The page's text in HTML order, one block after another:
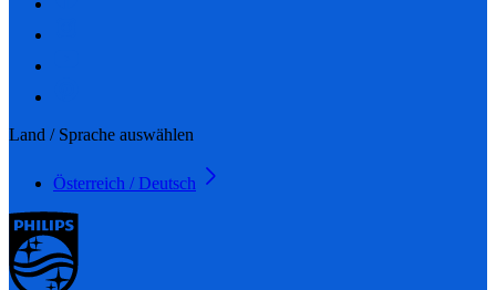
Land / Sprache auswählen
Österreich / Deutsch